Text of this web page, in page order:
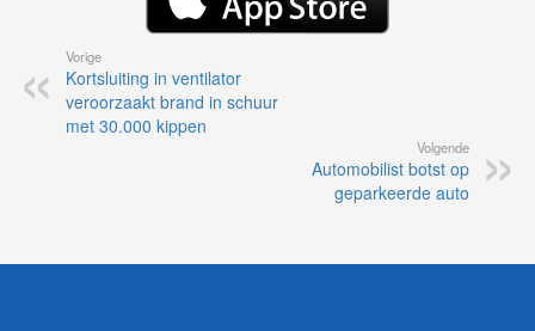
Vorige
Kortsluiting in ventilator
veroorzaakt brand in schuur
met 30.000 kippen
Volgende
Automobilist botst op
geparkeerde auto